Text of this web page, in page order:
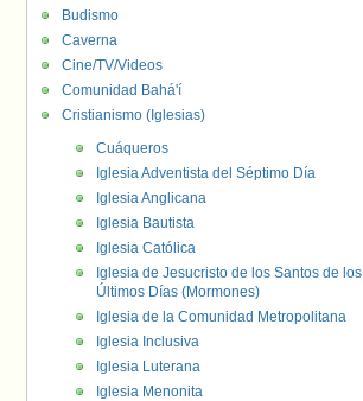
Budismo
Caverna
Cine/TV/Videos
Comunidad Bahá'í
Cristianismo (Iglesias)
Cuáqueros
Iglesia Adventista del Séptimo Día
Iglesia Anglicana
Iglesia Bautista
Iglesia Católica
Iglesia de Jesucristo de los Santos de los
Últimos Días (Mormones)
Iglesia de la Comunidad Metropolitana
Iglesia Inclusiva
Iglesia Luterana
Iglesia Menonita